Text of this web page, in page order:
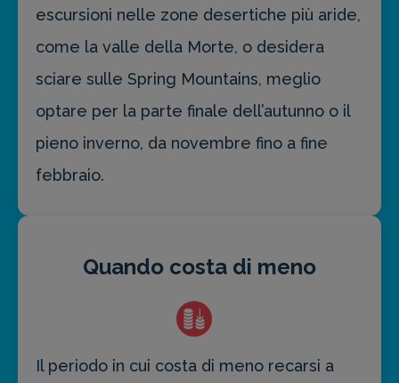
escursioni nelle zone desertiche più aride,
come la valle della Morte, o desidera
sciare sulle Spring Mountains, meglio
optare per la parte finale dell’autunno o il
pieno inverno, da novembre fino a fine
febbraio.
Quando costa di meno
Il periodo in cui costa di meno recarsi a